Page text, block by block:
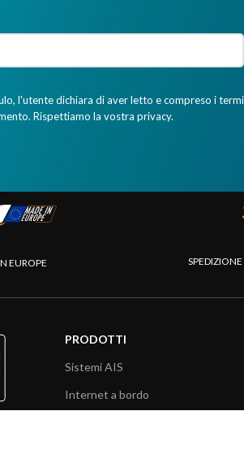
l'utente dichiara di aver letto e compreso i
Rispettiamo la vostra privacy.
EUROPE
PRODOTTI
Sistemi AIS
Internet a bordo